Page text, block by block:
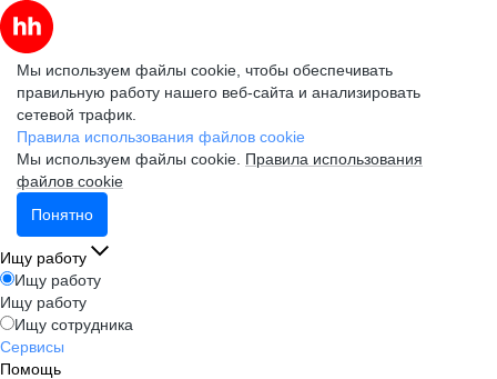
Мы используем файлы cookie, чтобы обеспечивать
правильную работу нашего веб-сайта и анализировать
сетевой трафик.
Правила использования файлов cookie
Мы используем файлы cookie. Правила использования
файлов cookie
Понятно
Ищу работу
Ищу работу
Ищу работу
Ищу сотрудника
Сервисы
Помощь